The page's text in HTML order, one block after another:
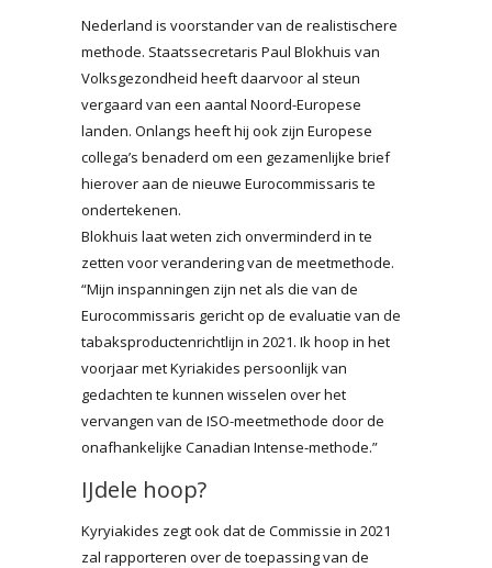
Nederland is voorstander van de realistischere
methode. Staatssecretaris Paul Blokhuis van
Volksgezondheid heeft daarvoor al steun
vergaard van een aantal Noord-Europese
landen. Onlangs heeft hij ook zijn Europese
collega’s benaderd om een gezamenlijke brief
hierover aan de nieuwe Eurocommissaris te
ondertekenen.
Blokhuis laat weten zich onverminderd in te
zetten voor verandering van de meetmethode.
“Mijn inspanningen zijn net als die van de
Eurocommissaris gericht op de evaluatie van de
tabaksproductenrichtlijn in 2021. Ik hoop in het
voorjaar met Kyriakides persoonlijk van
gedachten te kunnen wisselen over het
vervangen van de ISO-meetmethode door de
onafhankelijke Canadian Intense-methode.”
IJdele hoop?
Kyryiakides zegt ook dat de Commissie in 2021
zal rapporteren over de toepassing van de